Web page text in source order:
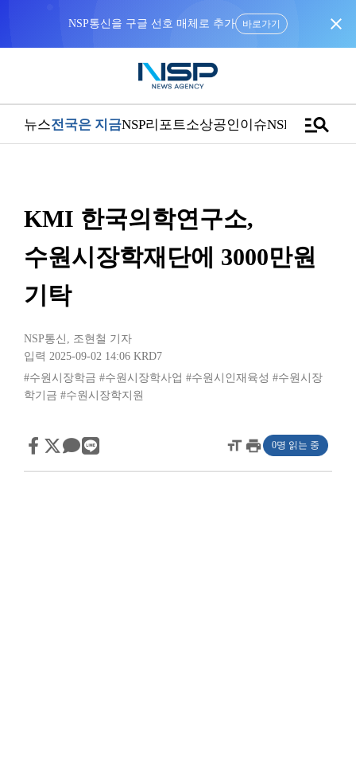
NSP통신을 구글 선호 매체로 추가 바로가기 close
뉴스전국은 지금NSP리포트소상공인이슈NSPTVmanage_search
KMI 한국의학연구소,
수원시장학재단에 3000만원
기탁
NSP통신 , 조현철 기자
입력 2025-09-02 14:06 KRD7
#수원시장학금 #수원시장학사업 #수원시인재육성 #수원시장
학기금 #수원시장학지원
format_sizeprint 0명 읽는 중